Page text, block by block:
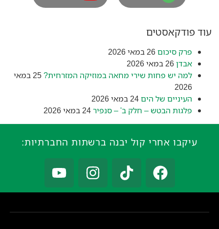
עוד פודקאסטים
פרק סיכום26 במאי 2026
אבדן26 במאי 2026
למה יש פחות שירי מחאה במוזיקה המזרחית?
25 במאי
2026
העיניים של הים24 במאי 2026
פלגות הבטש – חלק ב' – סנפיר24 במאי 2026
עיקבו אחרי קול יבנה ברשתות החברתיות: